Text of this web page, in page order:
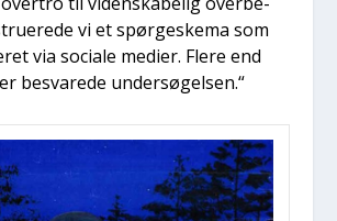
vi et spør­ge­ske­ma som
via soci­a­le medi­er. Fle­re end
besva­re­de under­sø­gel­sen.“